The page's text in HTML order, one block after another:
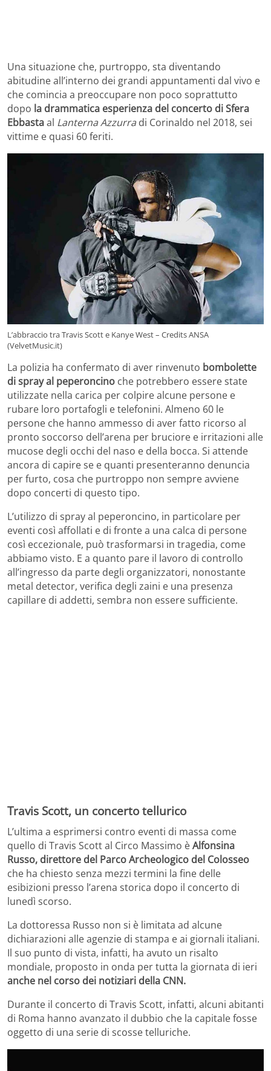
Una situazione che, purtroppo, sta diventando
abitudine all’interno dei grandi appuntamenti dal vivo e
che comincia a preoccupare non poco soprattutto
dopo la drammatica esperienza del concerto di Sfera
Ebbastaal Lanterna Azzurra di Corinaldo nel 2018, sei
vittime e quasi 60 feriti.
L’abbraccio tra Travis Scott e Kanye West – Credits ANSA
(VelvetMusic.it)
La polizia ha confermato di aver rinvenuto bombolette
di spray al peperoncino che potrebbero essere state
utilizzate nella carica per colpire alcune persone e
rubare loro portafogli e telefonini. Almeno 60 le
persone che hanno ammesso di aver fatto ricorso al
pronto soccorso dell’arena per bruciore e irritazioni alle
mucose degli occhi del naso e della bocca. Si attende
ancora di capire se e quanti presenteranno denuncia
per furto, cosa che purtroppo non sempre avviene
dopo concerti di questo tipo.
L’utilizzo di spray al peperoncino, in particolare per
eventi così affollati e di fronte a una calca di persone
così eccezionale, può trasformarsi in tragedia, come
abbiamo visto. E a quanto pare il lavoro di controllo
all’ingresso da parte degli organizzatori, nonostante
metal detector, verifica degli zaini e una presenza
capillare di addetti, sembra non essere sufficiente.
Travis Scott, un concerto tellurico
L’ultima a esprimersi contro eventi di massa come
quello di Travis Scott al Circo Massimo èAlfonsina
Russo, direttore del Parco Archeologico del Colosseo
che ha chiesto senza mezzi termini la fine delle
esibizioni presso l’arena storica dopo il concerto di
lunedì scorso.
La dottoressa Russo non si è limitata ad alcune
dichiarazioni alle agenzie di stampa e ai giornali italiani.
Il suo punto di vista, infatti, ha avuto un risalto
mondiale, proposto in onda per tutta la giornata di ieri
anche nel corso dei notiziari della CNN.
Durante il concerto di Travis Scott, infatti, alcuni abitanti
di Roma hanno avanzato il dubbio che la capitale fosse
oggetto di una serie di scosse telluriche.